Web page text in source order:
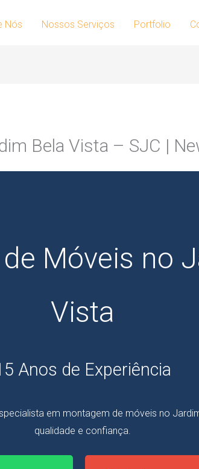
Nós Nossos Serviços Portfolio
Bela Vista – SJC |
Móveis no
Vista
Anos de Experiência
em montagem de móveis no
qualidade e confiança.